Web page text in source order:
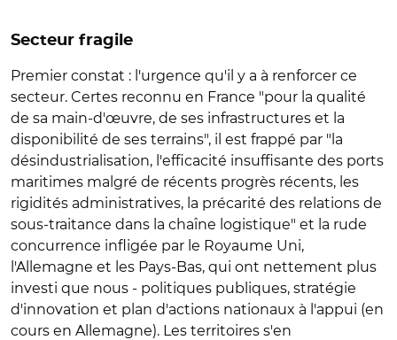
Secteur fragile
Premier constat : l'urgence qu'il y a à renforcer ce
secteur. Certes reconnu en France "pour la qualité
de sa main-d'œuvre, de ses infrastructures et la
disponibilité de ses terrains", il est frappé par "la
désindustrialisation, l'efficacité insuffisante des ports
maritimes malgré de récents progrès récents, les
rigidités administratives, la précarité des relations de
sous-traitance dans la chaîne logistique" et la rude
concurrence infligée par le Royaume Uni,
l'Allemagne et les Pays-Bas, qui ont nettement plus
investi que nous - politiques publiques, stratégie
d'innovation et plan d'actions nationaux à l'appui (en
cours en Allemagne). Les territoires s'en